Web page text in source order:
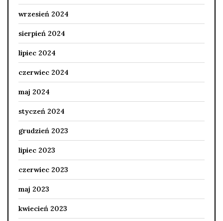
wrzesień 2024
sierpień 2024
lipiec 2024
czerwiec 2024
maj 2024
styczeń 2024
grudzień 2023
lipiec 2023
czerwiec 2023
maj 2023
kwiecień 2023